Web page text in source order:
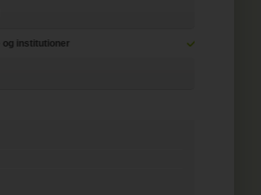
Hurtig levering